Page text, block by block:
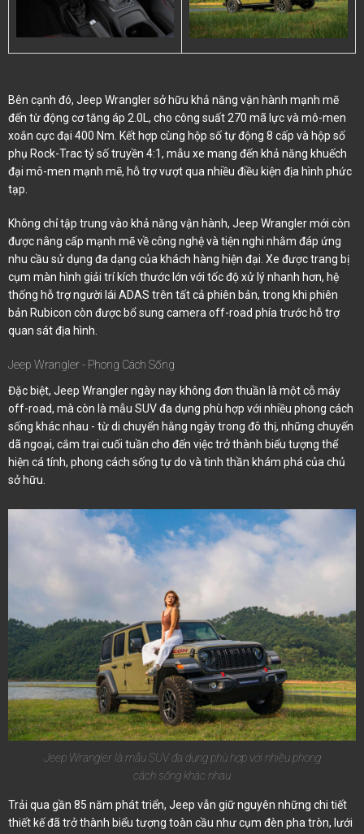
Bên cạnh đó, Jeep Wrangler sở hữu khả năng vận hành mạnh mẽ
đến từ động cơ tăng áp 2.0L, cho công suất 270 mã lực và mô-men
xoắn cực đại 400 Nm. Kết hợp cùng hộp số tự động 8 cấp và hộp số
phụ Rock-Trac tỷ số truyền 4:1, mẫu xe mang đến khả năng khuếch
đại mô-men mạnh mẽ, hỗ trợ vượt qua nhiều điều kiện địa hình phức
tạp.
Không chỉ tập trung vào khả năng vận hành, Jeep Wrangler mới còn
được nâng cấp mạnh mẽ về công nghệ và tiện nghi nhằm đáp ứng
nhu cầu sử dụng đa dạng của khách hàng hiện đại. Xe được trang bị
cụm màn hình giải trí kích thước lớn với tốc độ xử lý nhanh hơn, hệ
thống hỗ trợ người lái ADAS trên tất cả phiên bản, trong khi phiên
bản Rubicon còn được bổ sung camera off-road phía trước hỗ trợ
quan sát địa hình.
Jeep Wrangler - Phong Cách Sống
Đặc biệt, Jeep Wrangler ngày nay không đơn thuần là một cỗ máy
off-road, mà còn là mẫu SUV đa dụng phù hợp với nhiều phong cách
sống khác nhau - từ di chuyển hằng ngày trong đô thị, những chuyến
dã ngoại, cắm trại cuối tuần cho đến việc trở thành biểu tượng thể
hiện cá tính, phong cách sống tự do và tinh thần khám phá của chủ
sở hữu.
Jeep Wrangler là mẫu SUV đa dụng phù hợp với nhiều phong
cách sống khác nhau
Trải qua gần 85 năm phát triển, Jeep vẫn giữ nguyên những chi tiết
thiết kế đã trở thành biểu tượng toàn cầu như cụm đèn pha tròn, lưới